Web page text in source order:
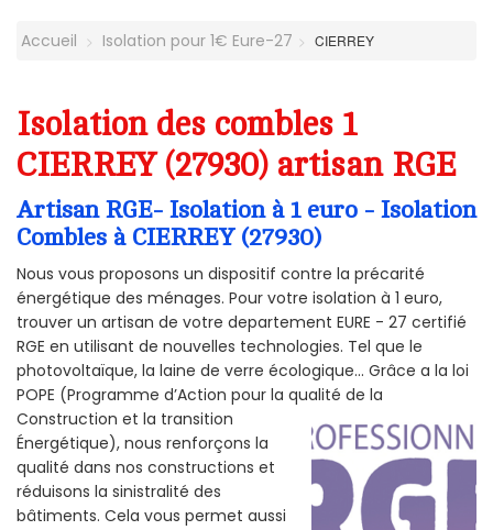
Accueil Isolation pour 1€ Eure-27 CIERREY
Isolation des combles 1
CIERREY (27930) artisan RGE
Artisan RGE- Isolation à 1 euro - Isolation
Combles à CIERREY (27930)
Nous vous proposons un dispositif contre la précarité
énergétique des ménages. Pour votre isolation à 1 euro,
trouver un artisan de votre departement EURE - 27 certifié
RGE en utilisant de nouvelles technologies. Tel que le
photovoltaïque, la laine de verre écologique... Grâce a la loi
POPE (Programme d’Action pour la qualité de la
Construction et la transition
Énergétique), nous renforçons la
qualité dans nos constructions et
réduisons la sinistralité des
bâtiments. Cela vous permet aussi